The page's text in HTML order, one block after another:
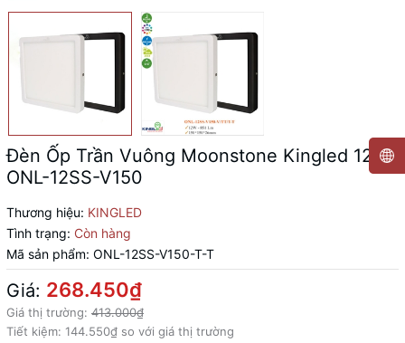
Đèn Ốp Trần Vuông Moonstone Kingled 12W
ONL-12SS-V150
Thương hiệu: KINGLED
Tình trạng: Còn hàng
Mã sản phẩm: ONL-12SS-V150-T-T
Giá: 268.450₫
Giá thị trường: 413.000₫
Tiết kiệm: 144.550₫ so với giá thị trường